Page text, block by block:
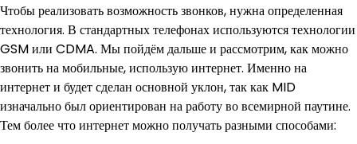
Чтобы реализовать возможность звонков, нужна определенная
технология. В стандартных телефонах используются технологии
GSM или CDMA. Мы пойдём дальше и рассмотрим, как можно
звонить на мобильные, использую интернет. Именно на
интернет и будет сделан основной уклон, так как MID
изначально был ориентирован на работу во всемирной паутине.
Тем более что интернет можно получать разными способами: